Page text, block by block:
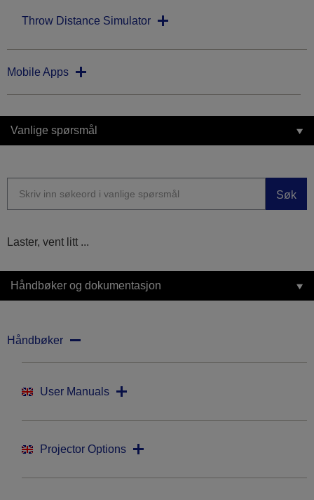
Throw Distance Simulator
Mobile Apps
Vanlige spørsmål
Søk
Laster, vent litt ...
Håndbøker og dokumentasjon
Håndbøker
User Manuals
Projector Options